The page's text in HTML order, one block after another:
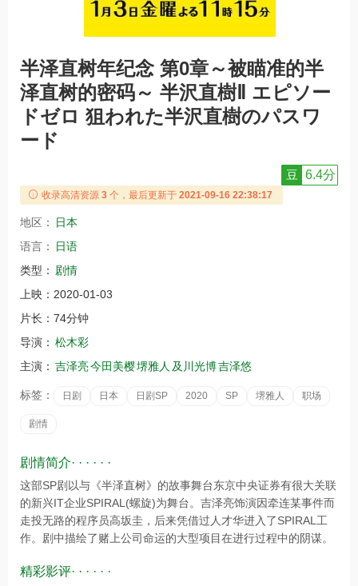
半泽直树年纪念 第0章～被瞄准的半
泽直树的密码～ 半沢直樹Ⅱ エピソー
ドゼロ 狙われた半沢直樹のパスワ
ード
豆 6.4分
收录高清资源 3 个，最后更新于 2021-09-16 22:38:17
地区：
日本
语言：
日语
类型： 剧情
上映： 2020-01-03
片长： 74分钟
导演： 松木彩
主演： 吉泽亮今田美樱堺雅人 及川光博吉泽悠
标签： 日剧 日本 日剧SP 2020 SP 堺雅人 职场
剧情
剧情简介· · · · · ·
这部SP剧以与《半泽直树》的故事舞台东京中央证券有很大关联
的新兴IT企业SPIRAL(螺旋)为舞台。吉泽亮饰演因牵连某事件而
走投无路的程序员高坂圭，后来凭借过人才华进入了SPIRAL工
作。剧中描绘了赌上公司命运的大型项目在进行过程中的阴谋。
精彩影评· · · · · ·